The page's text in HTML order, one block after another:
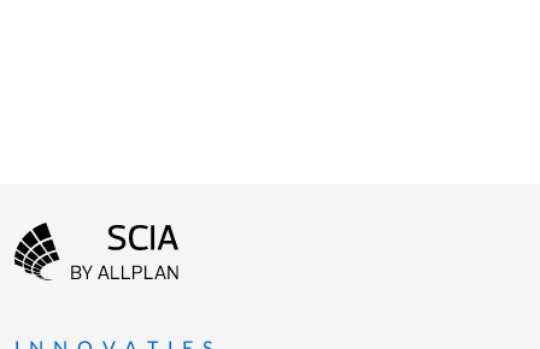
Footer-menu